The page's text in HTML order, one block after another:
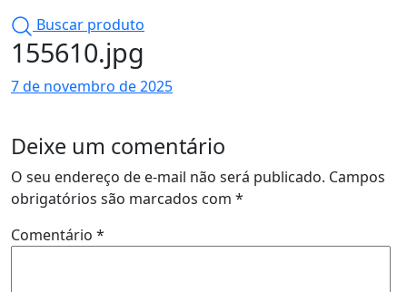
Buscar produto
155610.jpg
7 de novembro de 2025
Deixe um comentário
O seu endereço de e-mail não será publicado. Campos
obrigatórios são marcados com *
Comentário *